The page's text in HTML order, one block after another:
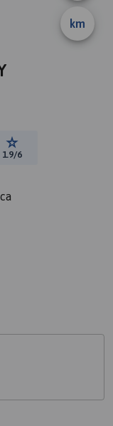
km
Ocena trasy:
1.9/6